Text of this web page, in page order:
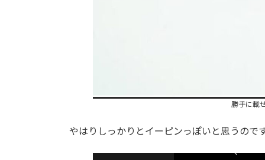
勝手に載
やはりしっかりとイーピンっぽいと思うので